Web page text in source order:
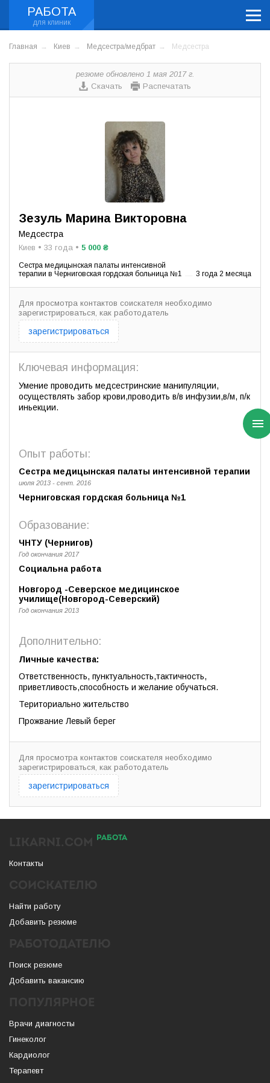
РАБОТА
Главная Киев Медсестра/медбрат Медсестра
резюме обновлено 1 мая 2017 г.
Скачать
Распечатать
Зезуль Марина Викторовна
Медсестра
Киев • 33 года • 5 000 ₴
Сестра медицынская палаты интенсивной
терапии в Черниговская гордская больница №1
3 года 2 месяца
Для просмотра контактов соискателя необходимо
зарегистрироваться, как работодатель
зарегистрироваться
Ключевая информация:
Умение проводить медсестринские манипуляции,
осуществлять забор крови,проводить в/в инфузии,в/м, п/к
иньекции.
Опыт работы:
Сестра медицынская палаты интенсивной терапии
июля 2013 - сент. 2016
Черниговская гордская больница №1
Образование:
ЧНТУ (Чернигов)
Год окончания 2017
Социальна работа
Новгород -Северское медицинское
училище(Новгород-Северский)
Год окончания 2013
Дополнительно:
Личные качества:
Ответственность, пунктуальность,тактичность,
приветливость,способность и желание обучаться.
Териториально жительство
Прожвание Левый берег
Для просмотра контактов соискателя необходимо
зарегистрироваться, как работодатель
зарегистрироваться
РАБОТА
Контакты
Найти работу
Добавить резюме
Поиск резюме
Добавить вакансию
Врачи диагносты
Гинеколог
Кардиолог
Терапевт